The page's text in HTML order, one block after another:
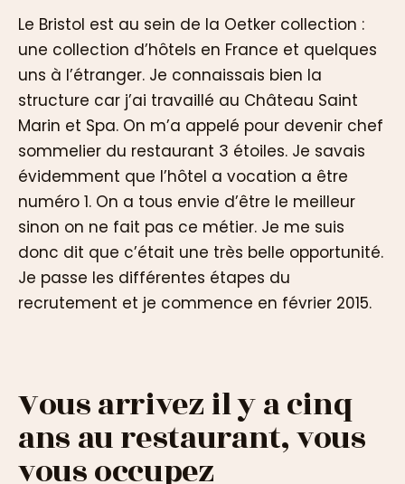
Le Bristol est au sein de la Oetker collection :
une collection d’hôtels en France et quelques
uns à l’étranger. Je connaissais bien la
structure car j’ai travaillé au Château Saint
Marin et Spa. On m’a appelé pour devenir chef
sommelier du restaurant 3 étoiles. Je savais
évidemment que l’hôtel a vocation a être
numéro 1. On a tous envie d’être le meilleur
sinon on ne fait pas ce métier. Je me suis
donc dit que c’était une très belle opportunité.
Je passe les différentes étapes du
recrutement et je commence en février 2015.
Vous arrivez il y a cinq
ans au restaurant, vous
vous occupez